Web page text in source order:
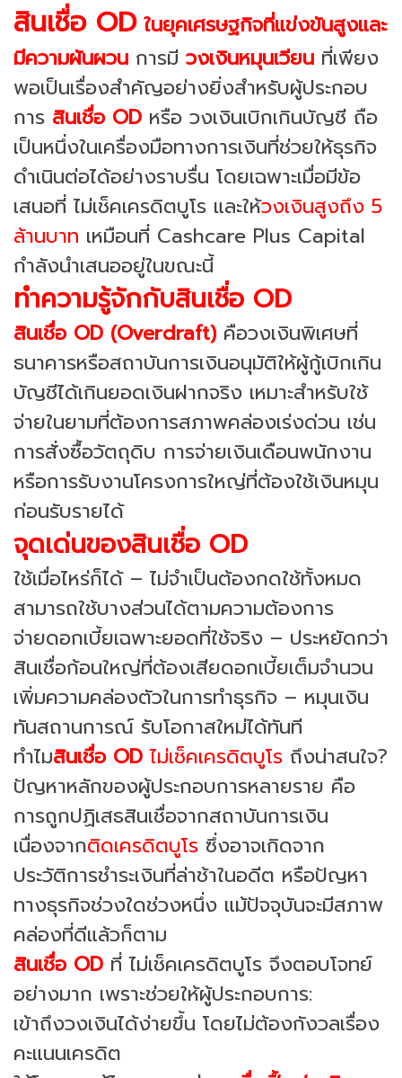
สินเชื่อ ODในยุคเศรษฐกิจที่แข่งขันสูงและ
มีความผันผวน การมี วงเงินหมุนเวียน ที่เพียง
พอเป็นเรื่องสำคัญอย่างยิ่งสำหรับผู้ประกอบ
การ สินเชื่อ OD หรือ วงเงินเบิกเกินบัญชี ถือ
เป็นหนึ่งในเครื่องมือทางการเงินที่ช่วยให้ธุรกิจ
ดำเนินต่อได้อย่างราบรื่น โดยเฉพาะเมื่อมีข้อ
เสนอที่ ไม่เช็คเครดิตบูโร และให้วงเงินสูงถึง 5
ล้านบาท เหมือนที่ Cashcare Plus Capital
กำลังนำเสนออยู่ในขณะนี้
ทำความรู้จักกับสินเชื่อ OD
สินเชื่อ OD (Overdraft)คือวงเงินพิเศษที่
ธนาคารหรือสถาบันการเงินอนุมัติให้ผู้กู้เบิกเกิน
บัญชีได้เกินยอดเงินฝากจริง เหมาะสำหรับใช้
จ่ายในยามที่ต้องการสภาพคล่องเร่งด่วน เช่น
การสั่งซื้อวัตถุดิบ การจ่ายเงินเดือนพนักงาน
หรือการรับงานโครงการใหญ่ที่ต้องใช้เงินหมุน
ก่อนรับรายได้
จุดเด่นของสินเชื่อ OD
ใช้เมื่อไหร่ก็ได้ – ไม่จำเป็นต้องกดใช้ทั้งหมด
สามารถใช้บางส่วนได้ตามความต้องการ
จ่ายดอกเบี้ยเฉพาะยอดที่ใช้จริง – ประหยัดกว่า
สินเชื่อก้อนใหญ่ที่ต้องเสียดอกเบี้ยเต็มจำนวน
เพิ่มความคล่องตัวในการทำธุรกิจ – หมุนเงิน
ทันสถานการณ์ รับโอกาสใหม่ได้ทันที
ทำไมสินเชื่อ OD ไม่เช็คเครดิตบูโร ถึงน่าสนใจ?
ปัญหาหลักของผู้ประกอบการหลายราย คือ
การถูกปฏิเสธสินเชื่อจากสถาบันการเงิน
เนื่องจากติดเครดิตบูโร ซึ่งอาจเกิดจาก
ประวัติการชำระเงินที่ล่าช้าในอดีต หรือปัญหา
ทางธุรกิจช่วงใดช่วงหนึ่ง แม้ปัจจุบันจะมีสภาพ
คล่องที่ดีแล้วก็ตาม
สินเชื่อ OD ที่ ไม่เช็คเครดิตบูโร จึงตอบโจทย์
อย่างมาก เพราะช่วยให้ผู้ประกอบการ:
เข้าถึงวงเงินได้ง่ายขึ้น โดยไม่ต้องกังวลเรื่อง
คะแนนเครดิต